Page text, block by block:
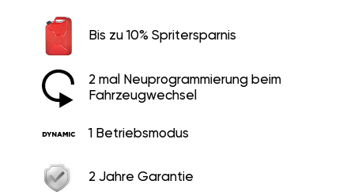
Bis zu 10% Spritersparnis
2 mal Neuprogrammierung beim
Fahrzeugwechsel
1 Betriebsmodus
2 Jahre Garantie